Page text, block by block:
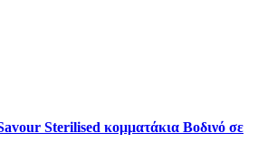
Sterilised κομματάκια Βοδινό σε